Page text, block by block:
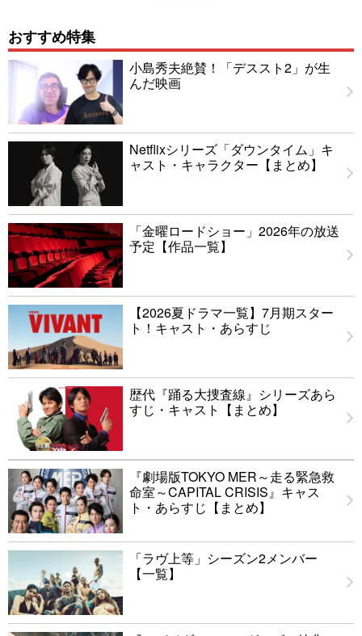
おすすめ特集
小島秀夫絶賛！「デススト2」が生
んだ映画
Netflixシリーズ「ダウンタイム」キ
ャスト・キャラクター【まとめ】
「金曜ロードショー」2026年の放送
予定【作品一覧】
【2026夏ドラマ一覧】7月期スター
ト！キャスト・あらすじ
歴代『踊る大捜査線』シリーズあら
すじ・キャスト【まとめ】
『劇場版TOKYO MER～走る緊急救
命室～CAPITAL CRISIS』キャス
ト・あらすじ【まとめ】
「ラヴ上等」シーズン2メンバー
【一覧】